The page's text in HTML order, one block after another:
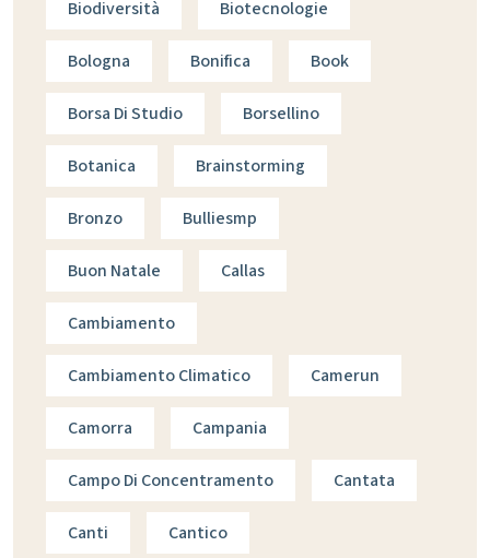
Biodiversità Biotecnologie
Bologna Bonifica Book
Borsa Di Studio Borsellino
Botanica Brainstorming
Bronzo Bulliesmp
Buon Natale Callas
Cambiamento
Cambiamento Climatico Camerun
Camorra Campania
Campo Di Concentramento Cantata
Canti Cantico